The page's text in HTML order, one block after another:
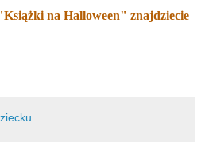
na Halloween" znajdziecie